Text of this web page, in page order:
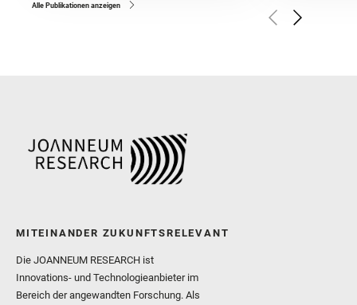
Golombek, M. and
Herkenhoff, K. and
Alle Publikationen anzeigen
MITEINANDER ZUKUNFTSRELEVANT
Die JOANNEUM RESEARCH ist
Innovations- und Technologieanbieter im
Bereich der angewandten Forschung. Als